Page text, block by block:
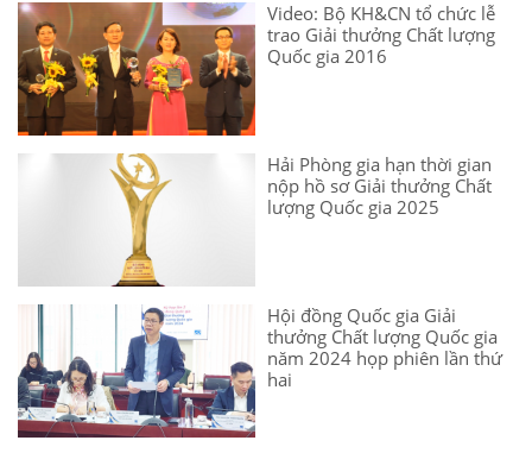
Video: Bộ KH&CN tổ chức lễ
trao Giải thưởng Chất lượng
Quốc gia 2016
Hải Phòng gia hạn thời gian
nộp hồ sơ Giải thưởng Chất
lượng Quốc gia 2025
Hội đồng Quốc gia Giải
thưởng Chất lượng Quốc gia
năm 2024 họp phiên lần thứ
hai